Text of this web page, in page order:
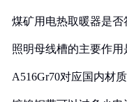
煤矿用电热取暖器是
照明母线槽的主要作用
A516Gr70对应国内材